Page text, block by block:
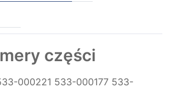
części
000221 533-000177 533-